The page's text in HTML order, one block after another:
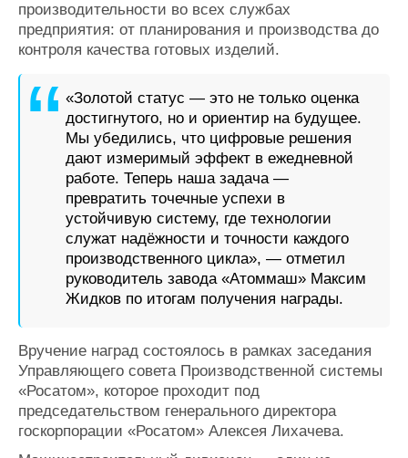
производительности во всех службах
предприятия: от планирования и производства до
контроля качества готовых изделий.
«Золотой статус — это не только оценка
достигнутого, но и ориентир на будущее.
Мы убедились, что цифровые решения
дают измеримый эффект в ежедневной
работе. Теперь наша задача —
превратить точечные успехи в
устойчивую систему, где технологии
служат надёжности и точности каждого
производственного цикла», — отметил
руководитель завода «Атоммаш» Максим
Жидков по итогам получения награды.
Вручение наград состоялось в рамках заседания
Управляющего совета Производственной системы
«Росатом», которое проходит под
председательством генерального директора
госкорпорации «Росатом» Алексея Лихачева.